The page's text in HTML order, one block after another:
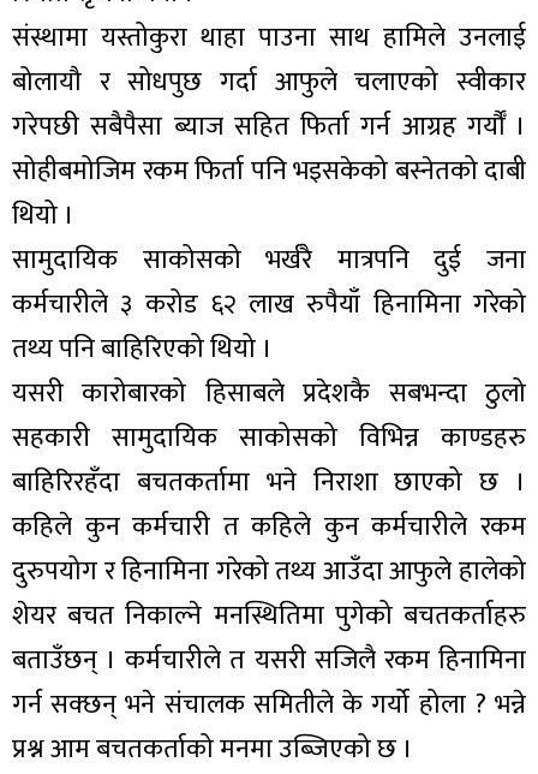
संस्थामा यस्तोकुरा थाहा पाउना साथ हामिले उनलाई
बोलायौ र सोधपुछ गर्दा आफुले चलाएको स्वीकार
गरेपछी सबैपैसा ब्याज सहित फिर्ता गर्न आग्रह गर्यौँ ।
सोहीबमोजिम रकम फिर्ता पनि भइसकेको बस्नेतको दाबी
थियो ।
सामुदायिक साकोसको भर्खरै मात्रपनि दुई जना
कर्मचारीले ३ करोड ६२ लाख रुपैयाँ हिनामिना गरेको
तथ्य पनि बाहिरिएको थियो ।
यसरी कारोबारको हिसाबले प्रदेशकै सबभन्दा ठुलो
सहकारी सामुदायिक साकोसको विभिन्न काण्डहरु
बाहिरिरहँदा बचतकर्तामा भने निराशा छाएको छ ।
कहिले कुन कर्मचारी त कहिले कुन कर्मचारीले रकम
दुरुपयोग र हिनामिना गरेको तथ्य आउँदा आफुले हालेको
शेयर बचत निकाल्ने मनस्थितिमा पुगेको बचतकर्ताहरु
बताउँछन् । कर्मचारीले त यसरी सजिलै रकम हिनामिना
गर्न सक्छन् भने संचालक समितीले के गर्यो होला ? भन्ने
प्रश्न आम बचतकर्ताको मनमा उब्जिएको छ ।